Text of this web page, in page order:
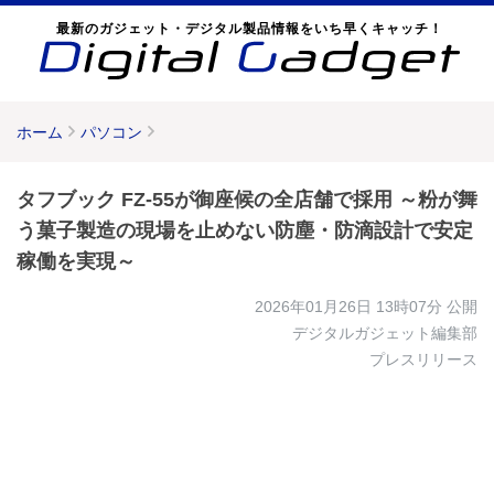
最新のガジェット・デジタル製品情報をいち早くキャッチ！
ホーム パソコン
タフブック FZ-55が御座候の全店舗で採用 ～粉が舞
う菓子製造の現場を止めない防塵・防滴設計で安定
稼働を実現～
2026年01月26日 13時07分 公開
デジタルガジェット編集部
プレスリリース